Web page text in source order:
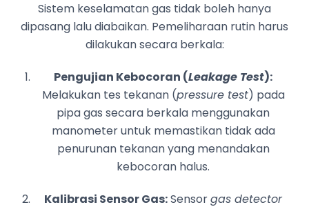
Sistem keselamatan gas tidak boleh hanya
dipasang lalu diabaikan. Pemeliharaan rutin harus
dilakukan secara berkala:
Pengujian Kebocoran (Leakage Test):
Melakukan tes tekanan (pressure test) pada
pipa gas secara berkala menggunakan
manometer untuk memastikan tidak ada
penurunan tekanan yang menandakan
kebocoran halus.
Kalibrasi Sensor Gas:Sensorgas detector